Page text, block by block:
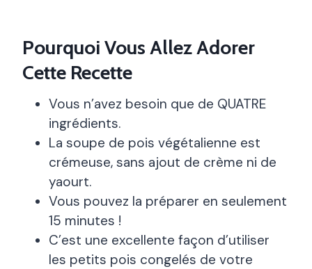
Pourquoi Vous Allez Adorer
Cette Recette
Vous n’avez besoin que de QUATRE
ingrédients.
La soupe de pois végétalienne est
crémeuse, sans ajout de crème ni de
yaourt.
Vous pouvez la préparer en seulement
15 minutes !
C’est une excellente façon d’utiliser
les petits pois congelés de votre